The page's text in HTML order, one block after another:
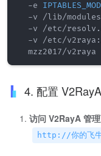
  -e
-v /lib/
-v /etc/
-v /etc/
4. 配置
访问 V2RayA 管理
http://你的飞